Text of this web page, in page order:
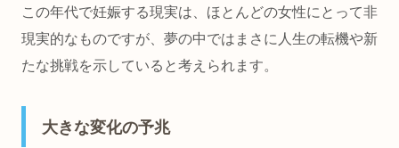
この年代で妊娠する現実は、ほとんどの女性にとって非
現実的なものですが、夢の中ではまさに人生の転機や新
たな挑戦を示していると考えられます。
大きな変化の予兆